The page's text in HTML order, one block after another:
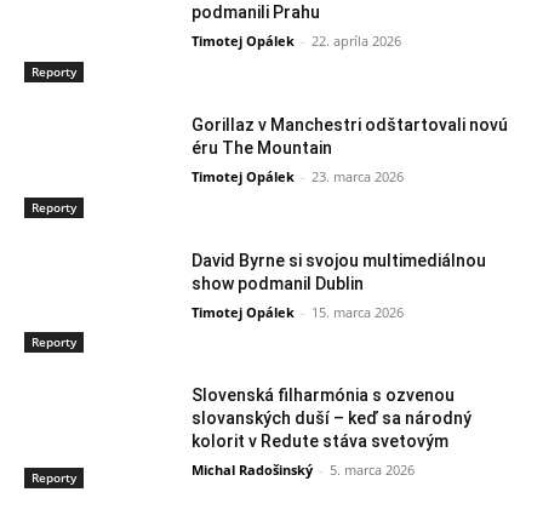
Reporty
podmanili Prahu
Timotej Opálek - 22. apríla 2026
Reporty
Gorillaz v Manchestri odštartovali novú
éru The Mountain
Timotej Opálek - 23. marca 2026
Reporty
David Byrne si svojou multimediálnou
show podmanil Dublin
Timotej Opálek - 15. marca 2026
Reporty
Slovenská filharmónia s ozvenou
slovanských duší – keď sa národný
kolorit v Redute stáva svetovým
Michal Radošinský - 5. marca 2026